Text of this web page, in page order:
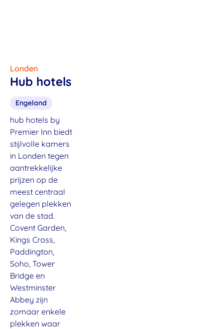
Londen
Hub hotels
Engeland
hub hotels by
Premier Inn biedt
stijlvolle kamers
in Londen tegen
aantrekkelijke
prijzen op de
meest centraal
gelegen plekken
van de stad.
Covent Garden,
Kings Cross,
Paddington,
Soho, Tower
Bridge en
Westminster
Abbey zijn
zomaar enkele
plekken waar